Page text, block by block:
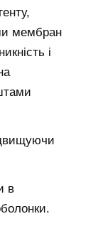
мембран
і
в